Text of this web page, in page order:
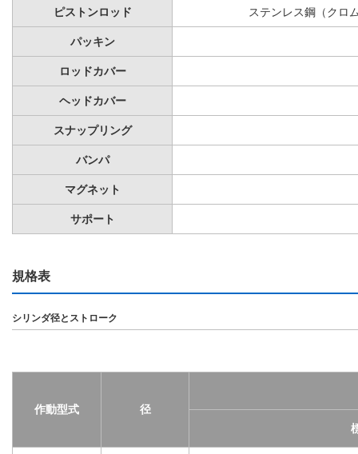
ピストンロッド ステンレス鋼（クロ
パッキン
ロッドカバー
ヘッドカバー
スナップリング
バンパ
マグネット
サポート
規格表
シリンダ径とストローク
作動型式
径